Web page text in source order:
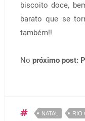
biscoito doce,
barato que se
também!!
No próximo post:
NATAL RIO